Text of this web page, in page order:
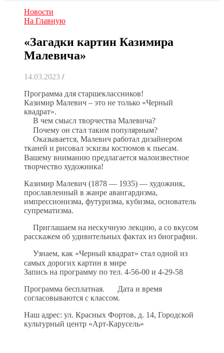
Новости
На Главную
«Загадки картин Казимира
Малевича»
14.03.2023 /
Программа для старшеклассников!
Казимир Малевич – это не только «Черный
квадрат».
В чем смысл творчества Малевича?
Почему он стал таким популярным?
Оказывается, Малевич работал дизайнером
тканей и рисовал эскизы костюмов к пьесам.
Вашему вниманию предлагается малоизвестное
творчество художника!
Казимир Малевич (1878 — 1935) — художник,
прославленный в жанре авангардизма,
импрессионизма, футуризма, кубизма, основатель
супрематизма.
Приглашаем на нескучную лекцию, а со вкусом
расскажем об удивительных фактах из биографии.
Узнаем, как «Черный квадрат» стал одной из
самых дорогих картин в мире
Запись на программу по тел. 4-56-00 и 4-29-58
Программа бесплатная.
Дата и время
согласовываются с классом.
Наш адрес: ул. Красных Фортов, д. 14, Городской
культурный центр «Арт-Карусель»